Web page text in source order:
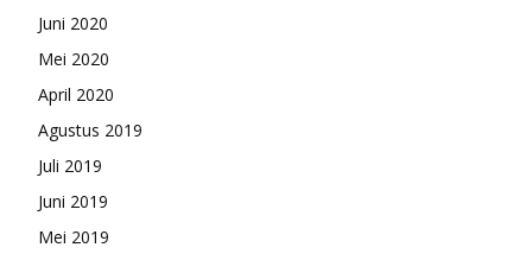
Juni 2020
Mei 2020
April 2020
Agustus 2019
Juli 2019
Juni 2019
Mei 2019